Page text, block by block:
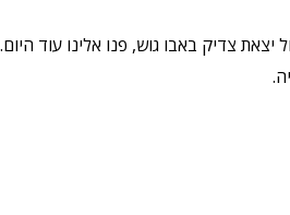
יצאת צדיק באבו גוש, פנו אלינו עוד היום.